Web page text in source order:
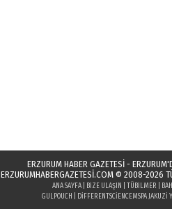
ERZURUM HABER GAZETESİ -
ERZURUMHABERGAZETESI.COM© 2008-2026
ANA SAYFA| BIZE ULAŞIN TÜBILMER
GULPOUCH
DIFFERENTSCIENCEMSPA JAKUZI